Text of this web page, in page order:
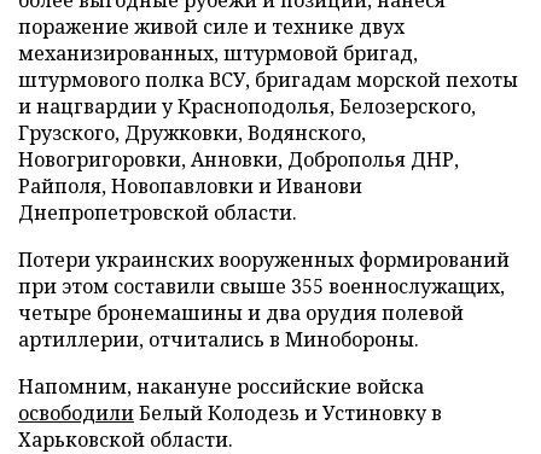
поражение живой силе и технике двух
механизированных, штурмовой бригад,
штурмового полка ВСУ, бригадам морской пехоты
и нацгвардии у Красноподолья, Белозерского,
Грузского, Дружковки, Водянского,
Новогригоровки, Анновки, Доброполья ДНР,
Райполя, Новопавловки и Иванови
Днепропетровской области.
Потери украинских вооруженных формирований
при этом составили свыше 355 военнослужащих,
четыре бронемашины и два орудия полевой
артиллерии, отчитались в Минобороны.
Напомним, накануне российские войска
освободилиБелый Колодезь и Устиновку в
Харьковской области.